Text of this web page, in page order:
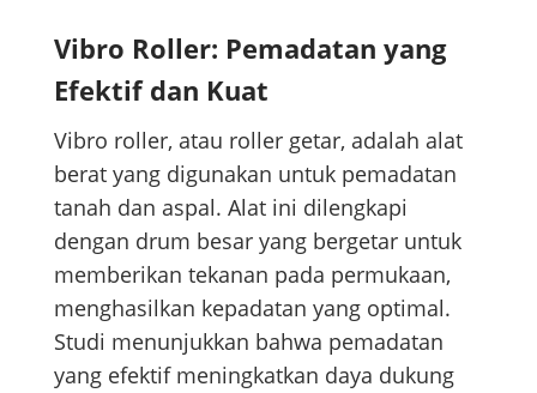
Vibro Roller: Pemadatan yang
Efektif dan Kuat
Vibro roller, atau roller getar, adalah alat
berat yang digunakan untuk pemadatan
tanah dan aspal. Alat ini dilengkapi
dengan drum besar yang bergetar untuk
memberikan tekanan pada permukaan,
menghasilkan kepadatan yang optimal.
Studi menunjukkan bahwa pemadatan
yang efektif meningkatkan daya dukung